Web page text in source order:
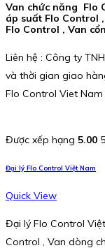
Van chức năng Flo
áp suất Flo Control
Flo Control , Van
Liên hệ : Công ty
và thời gian giao
Flo Control Viet
Được xếp hạng 5.00
Đại lý Flo Control Việt Nam
Quick View
Đại lý Flo Control
Control , Van dòng